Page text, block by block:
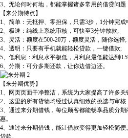
3、无论何时何地，都能掌握诸多常用的借贷问题
【来分期特点】
1、简单：无抵押、零担保，只需3步，1分钟完成
2、极速：纯线上系统审核，可快至3分钟放款;
3、灵活：额度在500-20万，额度灵活，随你选择;
4、透明：只要有手机就能轻松贷款，一键借款;
5、低利息：利息水平极低，月利息最低能达到
6、分期：可分多期还款，让你边借边还。
【来分期优势】
1、网页页面干净整洁，系统为大家提高了许多关
2、这里的所有货物均经过认真细致的挑选与审核
3、通过来分期借钱，每位顾客都能畅享品质分
惠。
4、通过来分期借钱，能让借款变得更加轻松简
贷款。